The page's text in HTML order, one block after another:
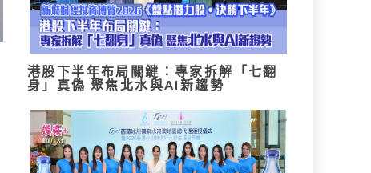
港股下半年布局關鍵：專家拆解「七翻
身」真偽 聚焦北水與AI新趨勢